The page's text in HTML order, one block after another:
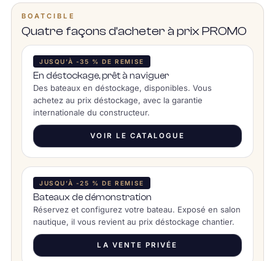
BOATCIBLE
Quatre façons d’acheter à prix PROMO
JUSQU’À -35 % DE REMISE
En déstockage, prêt à naviguer
Des bateaux en déstockage, disponibles. Vous
achetez au prix déstockage, avec la garantie
internationale du constructeur.
VOIR LE CATALOGUE
JUSQU’À -25 % DE REMISE
Bateaux de démonstration
Réservez et configurez votre bateau. Exposé en salon
nautique, il vous revient au prix déstockage chantier.
LA VENTE PRIVÉE